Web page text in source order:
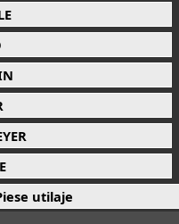
utilaje